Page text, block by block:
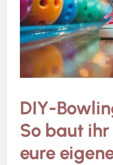
DIY-
So baut ihr
eure